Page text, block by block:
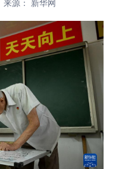
网评
全球连线 教育
量子 体育
健康 军事
图片 政务
金融 汽车
信息化 数字经济
来源： 新华网